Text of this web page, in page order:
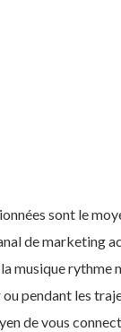
sont le
de marketing
musique rythme
pendant les
de vous